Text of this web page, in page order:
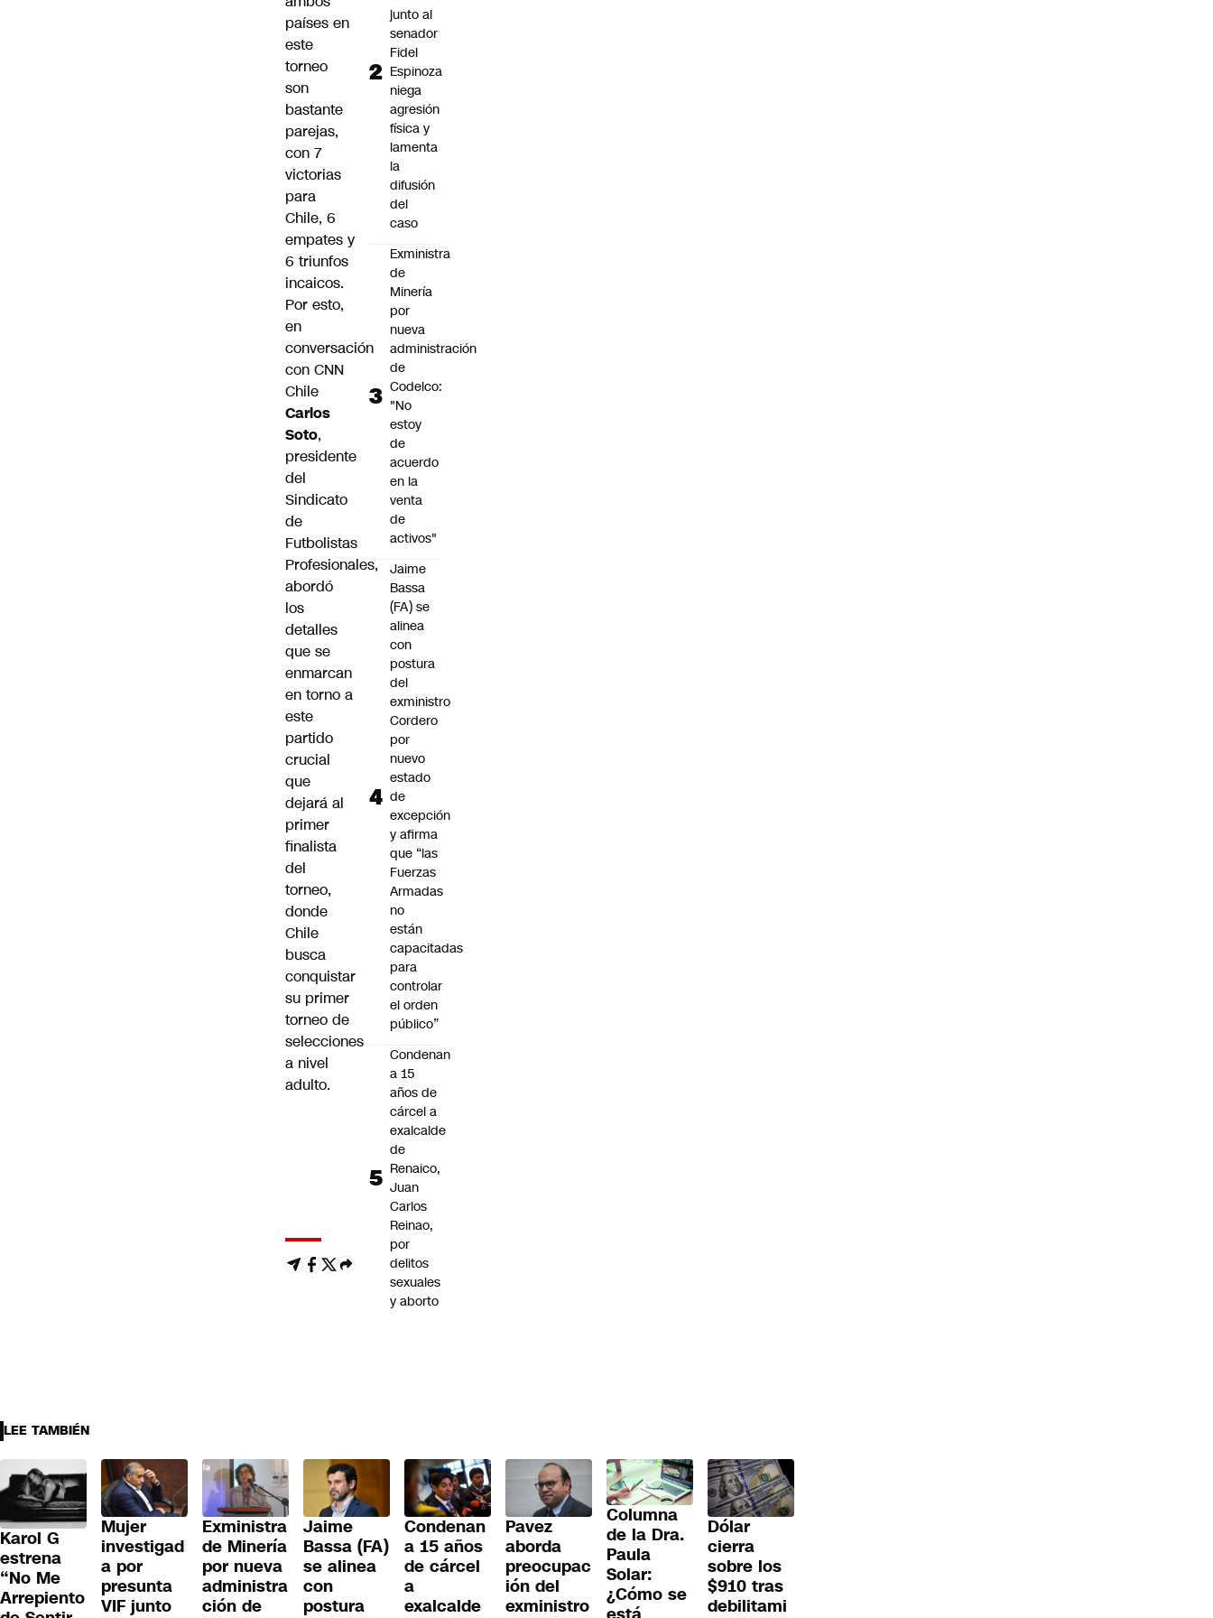
países en
este
torneo
son
bastante
parejas,
con 7
victorias
para
Chile, 6
empates y
6 triunfos
incaicos.
Por esto,
en
conversación
con CNN
Chile
Carlos
Soto,
presidente
del
Sindicato
de
Futbolistas
Profesionales,
abordó
los
detalles
que se
enmarcan
en torno a
este
partido
crucial
que
dejará al
primer
finalista
del
torneo,
donde
Chile
busca
conquistar
su primer
torneo de
selecciones
a nivel
adulto.
junto al
senador
Fidel
Espinoza
niega
agresión
física y
lamenta
la
difusión
del
caso
Exministra
de
Minería
por
nueva
administración
de
Codelco:
"No
estoy
de
acuerdo
en la
venta
de
activos"
Jaime
Bassa
(FA) se
alinea
con
postura
del
exministro
Cordero
por
nuevo
estado
de
excepción
y afirma
que “las
Fuerzas
Armadas
no
están
capacitadas
para
controlar
el orden
público”
Condenan
a 15
años de
cárcel a
exalcalde
de
Renaico,
Juan
Carlos
Reinao,
por
delitos
sexuales
y aborto
LEE TAMBIÉN
Karol G
estrena
“No Me
Arrepiento
Mujer
investigad
a por
presunta
VIF junto
Exministra
de Minería
por nueva
administra
ción de
Jaime
Bassa (FA)
se alinea
con
postura
Condenan
a 15 años
de cárcel
a
exalcalde
Pavez
aborda
preocupac
ión del
exministro
Columna
de la Dra.
Paula
Solar:
¿Cómo se
Dólar
cierra
sobre los
$910 tras
debilitami